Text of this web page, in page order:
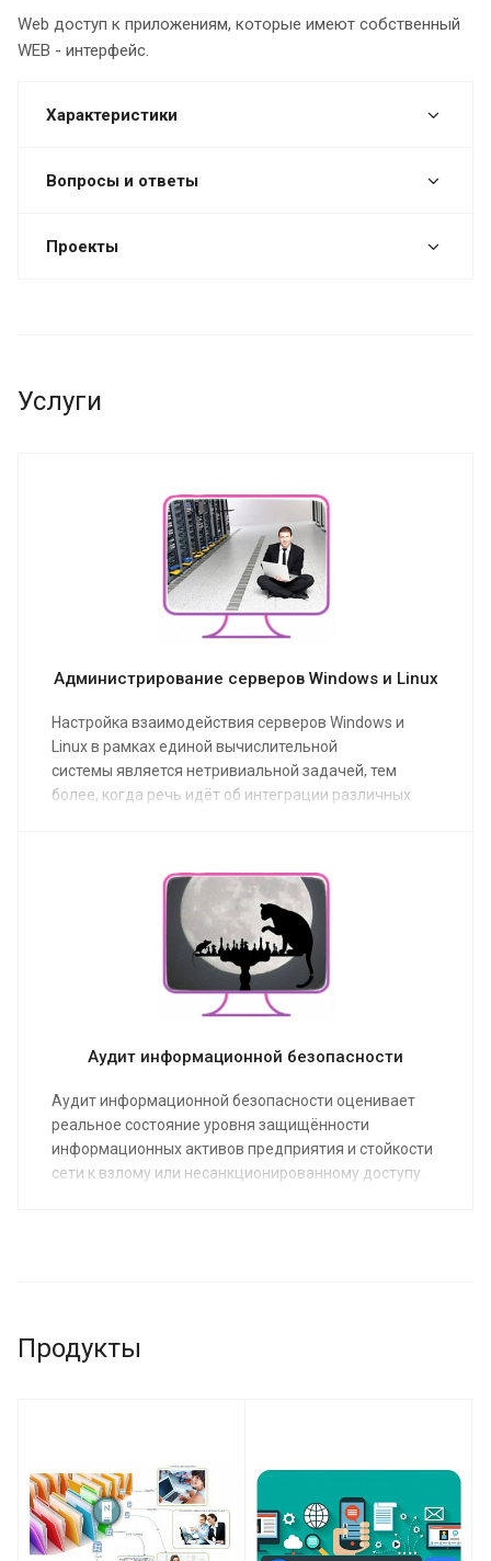
Web доступ к приложениям, которые имеют собственный
WEB - интерфейс.
Характеристики
Вопросы и ответы
Проекты
Услуги
Администрирование серверов Windows и Linux
Настройка взаимодействия серверов Windows и
Linux в рамках единой вычислительной
системы является нетривиальной задачей, тем
более, когда речь идёт об интеграции различных
В данном контексте, одна
голова лучше двух.
Аудит информационной безопасности
Аудит информационной безопасности оценивает
реальное состояние уровня защищённости
информационных активов предприятия и стойкости
сети к взлому или несанкционированному доступу.
Продукты